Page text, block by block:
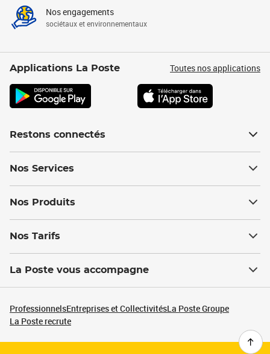
Nos engagements
sociétaux et environnementaux
Applications La Poste Toutes nos applications
Restons connectés
Nos Services
Nos Produits
Nos Tarifs
La Poste vous accompagne
ProfessionnelsEntreprises et CollectivitésLa Poste Groupe
La Poste recrute